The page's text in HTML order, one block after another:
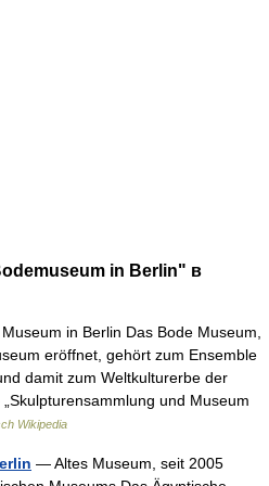
in Berlin" в
in Berlin Das Bode Museum,
eröffnet, gehört zum Ensemble
damit zum Weltkulturerbe der
und Museum
Wikipedia
— Altes Museum, seit 2005